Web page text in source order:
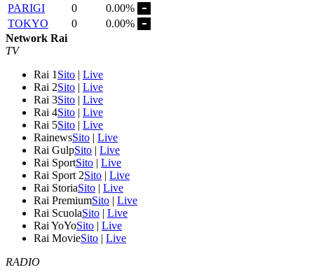
PARIGI
0
0.00%
TOKYO
0
0.00%
Network Rai
TV
Rai 1 Sito | Live
Rai 2Sito | Live
Rai 3Sito | Live
Rai 4Sito | Live
Rai 5Sito | Live
RainewsSito | Live
Rai GulpSito | Live
Rai SportSito | Live
Rai Sport 2Sito | Live
Rai StoriaSito | Live
Rai PremiumSito | Live
Rai ScuolaSito | Live
Rai YoYoSito | Live
Rai MovieSito | Live
RADIO